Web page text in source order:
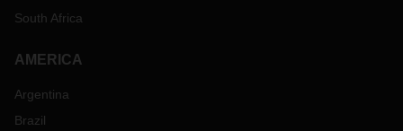
South Africa
AMERICA
Argentina
Brazil